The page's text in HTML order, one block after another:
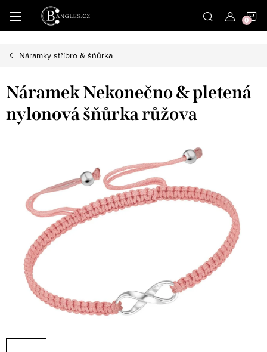
Přejít
na
Náramky stříbro & šňůrka
Náramek Nekonečno & pletená
nylonová šňůrka růžova